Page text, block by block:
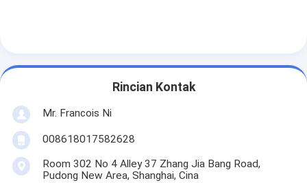
Rincian Kontak
Mr. Francois Ni
008618017582628
Room 302 No 4 Alley 37 Zhang Jia Bang Road,
Pudong New Area, Shanghai, Cina